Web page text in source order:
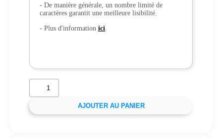
- De manière générale, un nombre limité de
caractères garantit une meilleure lisibilité.
- Plus d'information ici.
AJOUTER AU PANIER